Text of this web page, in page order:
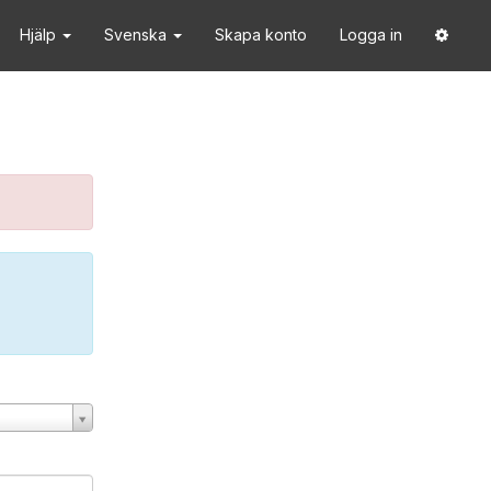
Hjälp Svenska Skapa konto Logga in